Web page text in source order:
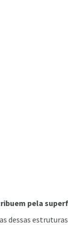
pela
dessas